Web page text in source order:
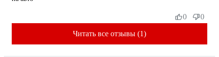
Читать все отзывы (1)
0 0